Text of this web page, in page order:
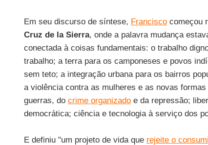
Em seu discurso de síntese, Franciscocomeçou
Cruz de la Sierra, onde a palavra mudança
conectada à coisas fundamentais: o trabalho
trabalho; a terra para os camponeses e povos
sem teto; a integração urbana para os bairros
a violência contra as mulheres e as novas
guerras, do crime organizadoe da repressão;
democrática; ciência e tecnologia à serviço dos
E definiu "um projeto de vida que rejeite o